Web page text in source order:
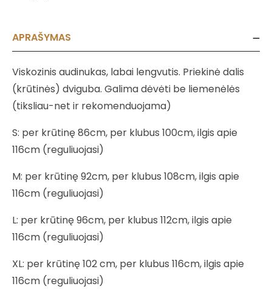
APRAŠYMAS
Viskozinis audinukas, labai lengvutis. Priekinė dalis
(krūtinės) dviguba. Galima dėvėti be liemenėlės
(tiksliau-net ir rekomenduojama)
S: per krūtinę 86cm, per klubus 100cm, ilgis apie
116cm (reguliuojasi)
M: per krūtinę 92cm, per klubus 108cm, ilgis apie
116cm (reguliuojasi)
L: per krūtinę 96cm, per klubus 112cm, ilgis apie
116cm (reguliuojasi)
XL: per krūtinę 102 cm, per klubus 116cm, ilgis apie
116cm (reguliuojasi)